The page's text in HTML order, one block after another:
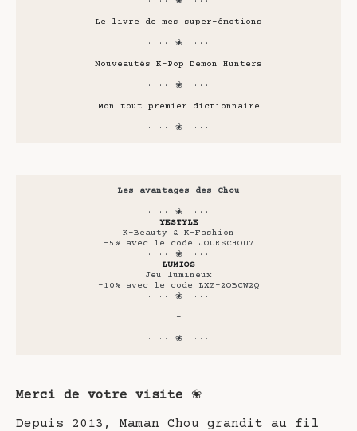
Le livre de mes super-émotions
···· ❀ ····
Nouveautés K-Pop Demon Hunters
···· ❀ ····
Mon tout premier dictionnaire
···· ❀ ····
Les avantages des Chou
···· ❀ ····
YESTYLE
K-Beauty & K-Fashion
-5% avec le code JOURSCHOU7
···· ❀ ····
LUMIOS
Jeu lumineux
-10% avec le code LXZ-2OBCW2Q
···· ❀ ····
-
···· ❀ ····
Merci de votre visite ❀
Depuis 2013, Maman Chou grandit au fil